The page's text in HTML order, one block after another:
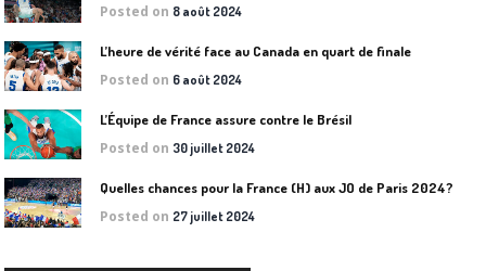
Posted on 8 août 2024
L’heure de vérité face au Canada en quart de finale
Posted on 6 août 2024
L’Équipe de France assure contre le Brésil
Posted on 30 juillet 2024
Quelles chances pour la France (H) aux JO de Paris 2024?
Posted on 27 juillet 2024